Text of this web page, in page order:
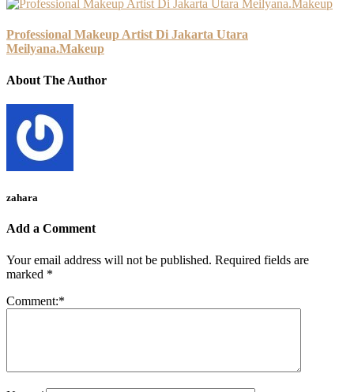
Professional Makeup Artist Di Jakarta Utara
Meilyana.Makeup
About The Author
zahara
Add a Comment
Your email address will not be published. Required fields are
marked *
Comment:*